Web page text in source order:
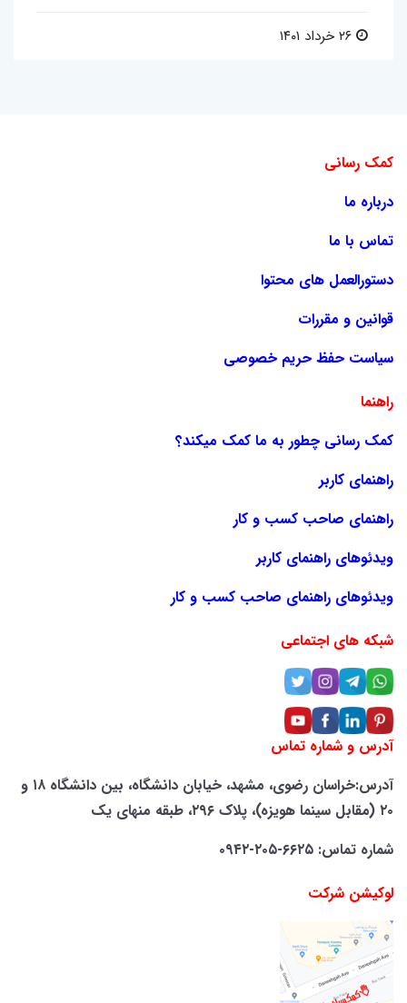
کمک رسانی
درباره ما
تماس با ما
دستورالعمل های محتوا
قوانین و مقررات
سیاست حفظ حریم خصوصی
راهنما
کمک رسانی چطور به ما کمک میکند؟
راهنمای کاربر
راهنمای صاحب کسب و کار
ویدئوهای راهنمای کاربر
ویدئوهای راهنمای صاحب کسب و کار
شبکه های اجتماعی
آدرس و شماره تماس
آدرس:خراسان رضوی، مشهد، خیابان دانشگاه، بین دانشگاه ۱۸ و
۲۰ (مقابل سینما هویزه)، پلاک ۲۹۶، طبقه منهای یک
شماره تماس: ۶۶۲۵-۲۰۵-۰۹۴۲
لوکیشن شرکت